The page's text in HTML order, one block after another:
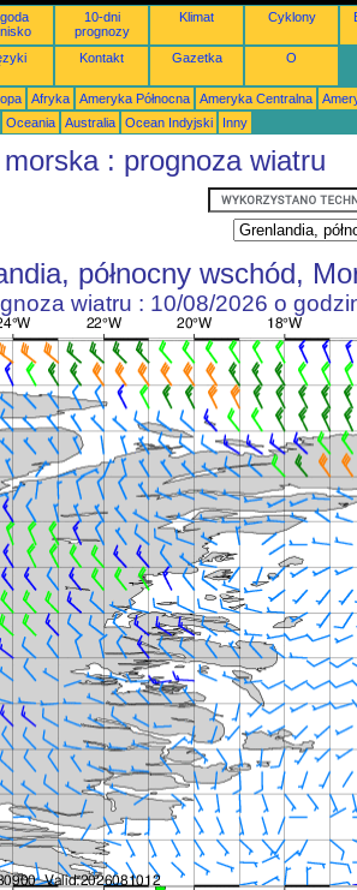
10-dni
prognozy
Klimat Cyklony
Kontakt Gazetka O
Afryka Ameryka Północna Ameryka Centralna
Oceania Australia Ocean Indyjski Inny
: prognoza wiatru
północny wschód,
wiatru : 10/08/2026 o